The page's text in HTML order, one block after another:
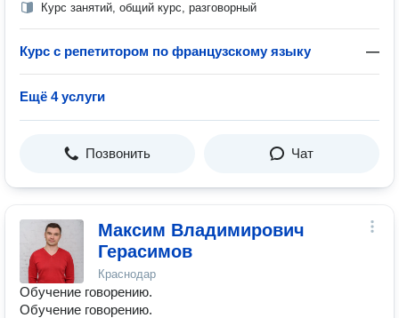
Курс занятий, общий курс, разговорный
Курс с репетитором по французскому языку —
Ещё 4 услуги
Позвонить Чат
Максим Владимирович
Герасимов
Краснодар
Обучение говорению.
Обучение говорению.